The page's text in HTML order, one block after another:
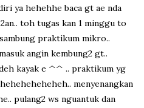
ya hehehhe baca gt ae nda
toh tugas kan 1 minggu to
praktikum mikro..
angin kembung2 gt..
kayak e ^^ .. praktikum yg
menyenangkan
pulang2 ws nguantuk dan